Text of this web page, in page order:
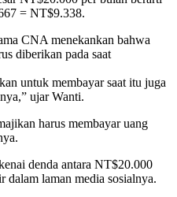
= NT$9.338.
CNA menekankan bahwa
diberikan pada saat
untuk membayar saat itu juga
ujar Wanti.
harus membayar uang
denda antara NT$20.000
laman media sosialnya.